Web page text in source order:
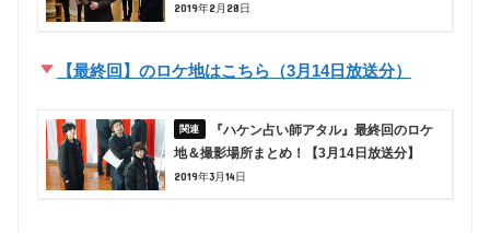
2019年2月28日
【最終回】のロケ地はこちら（3月14日放送分）
『ハケン占い師アタル』最終回のロケ
地＆撮影場所まとめ！【3月14日放送分】
2019年3月14日